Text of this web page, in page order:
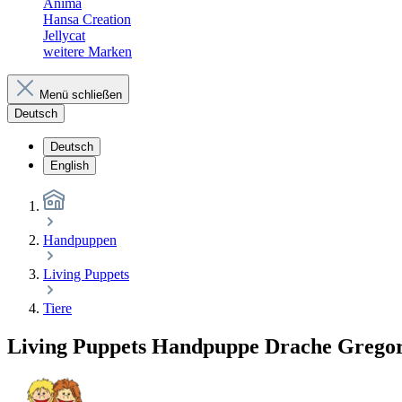
Anima
Hansa Creation
Jellycat
weitere Marken
Menü schließen
Deutsch
Deutsch
English
Handpuppen
Living Puppets
Tiere
Living Puppets Handpuppe Drache